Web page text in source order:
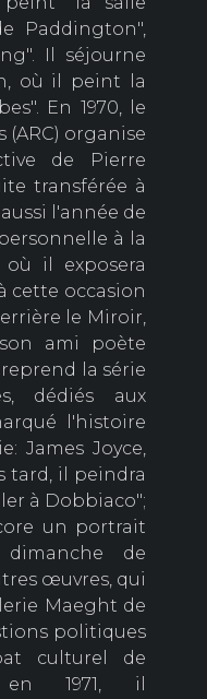
Paddington",
Il séjourne
où il peint la
En 1970, le
(ARC) organise
de Pierre
transférée à
l'année de
à la
où il exposera
cette occasion
le Miroir,
ami poète
reprend la série
dédiés aux
l'histoire
James Joyce,
tard, il peindra
à Dobbiaco";
un portrait
de
œuvres, qui
Maeght de
politiques
culturel de
en 1971, il